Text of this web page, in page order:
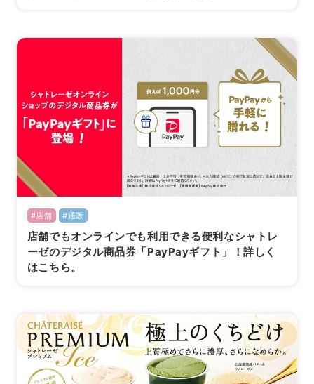
#店舗 #通販
店舗でもオンラインでも利用できる便利なシャトレ
ーゼのデジタル商品券「PayPayギフト」！詳しく
はこちら。